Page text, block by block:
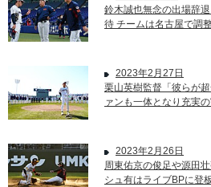
鈴木誠也無念の出場辞
待 チームは名古屋で調
2023年2月27日
栗山英樹監督「彼らが
ァンも一体となり充実
2023年2月26日
周東佑京の俊足や源田
シュ有はライブBPに登